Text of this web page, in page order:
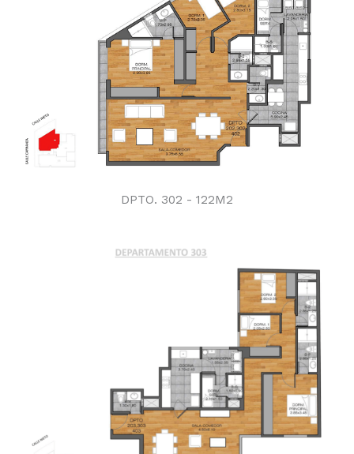
DPTO. 302 - 122M2